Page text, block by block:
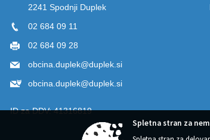
2241 Spodnji Duplek
02 684 09 11
02 684 09 28
obcina.duplek@duplek.si
obcina.duplek@duplek.si
ID za DDV: 41316819
Spletna stran za